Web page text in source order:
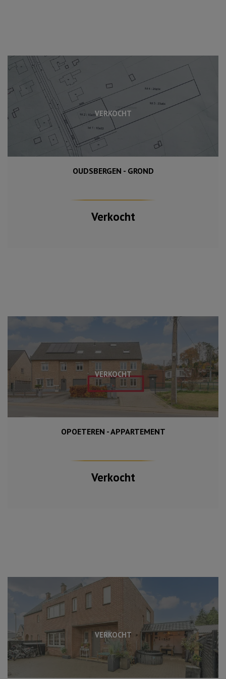
VERKOCHT
6 854 m² 156 m²
OUDSBERGEN - GROND
Verkocht
VERKOCHT
100 m² 2
OPOETEREN - APPARTEMENT
Verkocht
VERKOCHT